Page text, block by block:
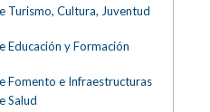
Turismo, Cultura, Juventud
Educación y Formación
Fomento e Infraestructuras
Salud